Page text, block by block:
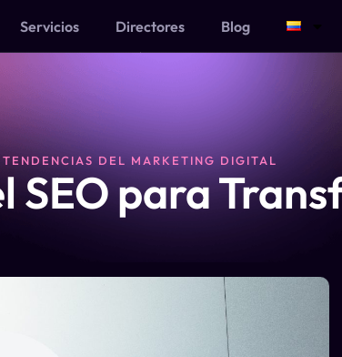
Servicios Directores Blog
TENDENCIAS DEL MARKETING DIGITAL
SEO para